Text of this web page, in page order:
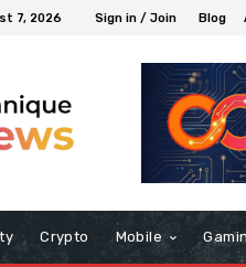
7, 2026 Sign in / Join Blog
Crypto Mobile